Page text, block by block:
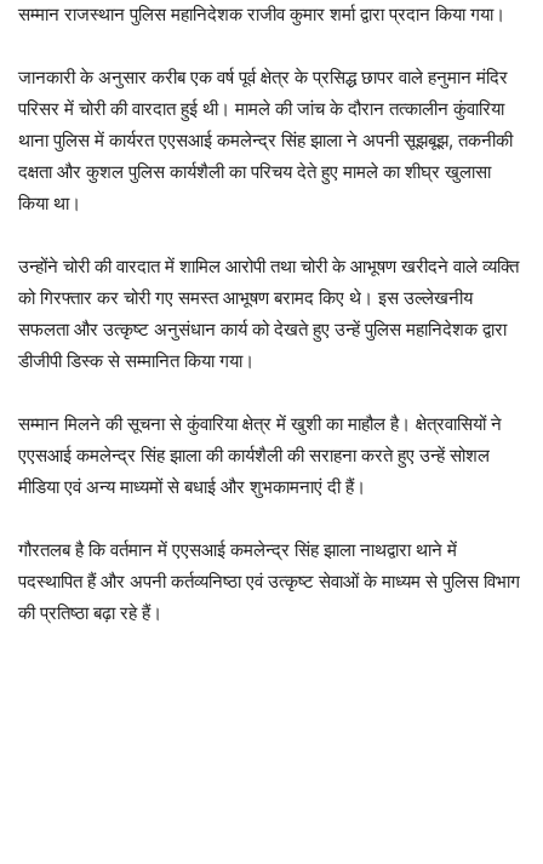
सम्मान राजस्थान पुलिस महानिदेशक राजीव कुमार शर्मा द्वारा प्रदान किया गया।
जानकारी के अनुसार करीब एक वर्ष पूर्व क्षेत्र के प्रसिद्ध छापर वाले हनुमान मंदिर
परिसर में चोरी की वारदात हुई थी। मामले की जांच के दौरान तत्कालीन कुंवारिया
थाना पुलिस में कार्यरत एएसआई कमलेन्द्र सिंह झाला ने अपनी सूझबूझ, तकनीकी
दक्षता और कुशल पुलिस कार्यशैली का परिचय देते हुए मामले का शीघ्र खुलासा
किया था।
उन्होंने चोरी की वारदात में शामिल आरोपी तथा चोरी के आभूषण खरीदने वाले व्यक्ति
को गिरफ्तार कर चोरी गए समस्त आभूषण बरामद किए थे। इस उल्लेखनीय
सफलता और उत्कृष्ट अनुसंधान कार्य को देखते हुए उन्हें पुलिस महानिदेशक द्वारा
डीजीपी डिस्क से सम्मानित किया गया।
सम्मान मिलने की सूचना से कुंवारिया क्षेत्र में खुशी का माहौल है। क्षेत्रवासियों ने
एएसआई कमलेन्द्र सिंह झाला की कार्यशैली की सराहना करते हुए उन्हें सोशल
मीडिया एवं अन्य माध्यमों से बधाई और शुभकामनाएं दी हैं।
गौरतलब है कि वर्तमान में एएसआई कमलेन्द्र सिंह झाला नाथद्वारा थाने में
पदस्थापित हैं और अपनी कर्तव्यनिष्ठा एवं उत्कृष्ट सेवाओं के माध्यम से पुलिस विभाग
की प्रतिष्ठा बढ़ा रहे हैं।